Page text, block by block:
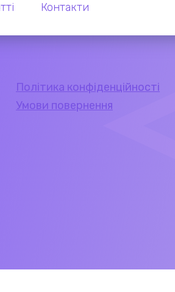
Контакти
Політика конфіденційності
Умови повернення